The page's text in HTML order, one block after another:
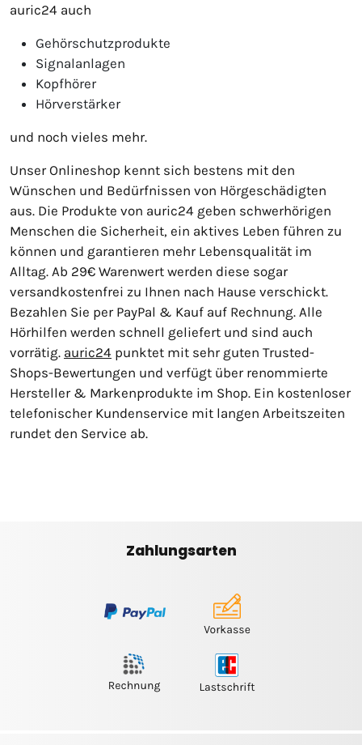
auric24 auch
Gehörschutzprodukte
Signalanlagen
Kopfhörer
Hörverstärker
und noch vieles mehr.
Unser Onlineshop kennt sich bestens mit den
Wünschen und Bedürfnissen von Hörgeschädigten
aus. Die Produkte von auric24 geben schwerhörigen
Menschen die Sicherheit, ein aktives Leben führen zu
können und garantieren mehr Lebensqualität im
Alltag. Ab 29€ Warenwert werden diese sogar
versandkostenfrei zu Ihnen nach Hause verschickt.
Bezahlen Sie per PayPal & Kauf auf Rechnung. Alle
Hörhilfen werden schnell geliefert und sind auch
vorrätig. auric24 punktet mit sehr guten Trusted-
Shops-Bewertungen und verfügt über renommierte
Hersteller & Markenprodukte im Shop. Ein kostenloser
telefonischer Kundenservice mit langen Arbeitszeiten
rundet den Service ab.
Zahlungsarten